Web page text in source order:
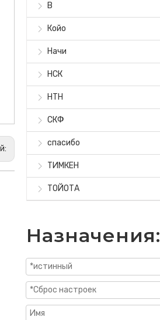
В
Койо
Начи
НСК
НТН
СКФ
спасибо
ТИМКЕН
ТОЙОТА
Назначения: